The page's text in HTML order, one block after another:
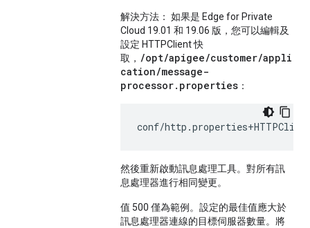
解決方法： 如果是 Edge for Private
Cloud 19.01 和 19.06 版，您可以編輯及
設定 HTTPClient 快
取， /opt/apigee/customer/appli
cation/message-
processor.properties ：
conf/
然後重新啟動訊息處理工具。對所有訊
息處理器進行相同變更。
值 500 僅為範例。設定的最佳值應大於
訊息處理器連線的目標伺服器數量。將